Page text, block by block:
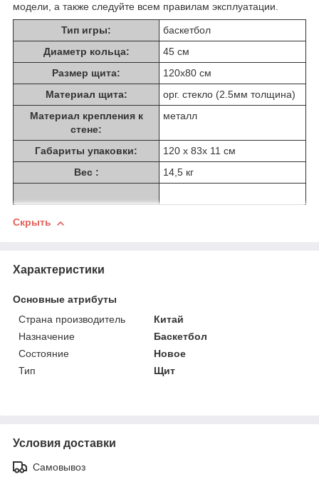
модели, а также следуйте всем правилам эксплуатации.
Тип игры:
баскетбол
Диаметр кольца:
45 см
Размер щита:
120х80 см
Материал щита:
орг. стекло (2.5мм толщина)
Материал крепления к
стене:
металл
Габариты упаковки:
120 x 83x 11 см
Вес :
14,5 кг
Скрыть
Характеристики
Основные атрибуты
Страна производитель
Китай
Назначение
Баскетбол
Состояние
Новое
Тип
Щит
Условия доставки
Самовывоз